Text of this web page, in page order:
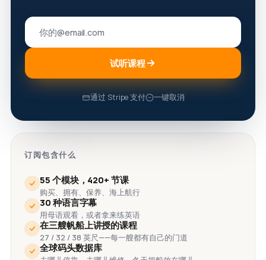
试听课程
通过 Stripe 支付 一键取消
订阅包含什么
55 个模块，420+ 节课
购买、拥有、保养、海上航行
30 种语言字幕
用母语观看，或者拿来练英语
在三艘帆船上讲授的课程
27 / 32 / 38 英尺——每一艘都有自己的门道
全球码头数据库